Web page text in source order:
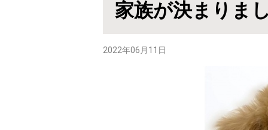
家族が決まりま
2022年06月11日